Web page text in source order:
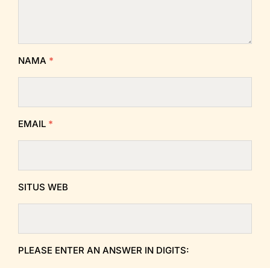
NAMA *
EMAIL *
SITUS WEB
PLEASE ENTER AN ANSWER IN DIGITS: